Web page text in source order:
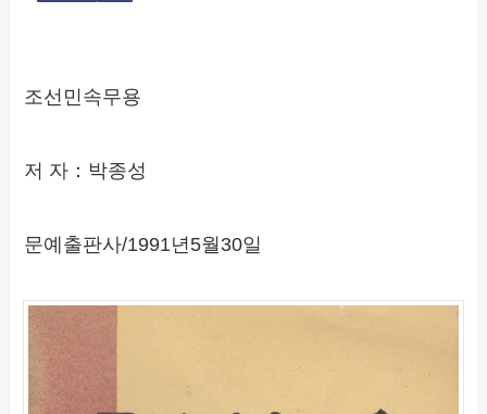
조선민속무용
저 자：박종성
문예출판사/1991년5월30일